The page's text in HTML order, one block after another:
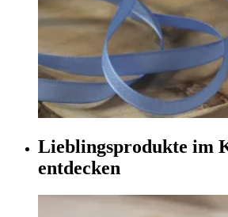
Lieblingsprodukte im
entdecken